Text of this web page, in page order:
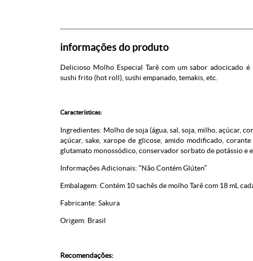
informações do produto
Delicioso Molho Especial Tarê com um sabor adocicado
sushi frito (hot roll), sushi empanado, temakis, etc.
Características:
Ingredientes: Molho de soja (água, sal, soja, milho, açúcar,
açúcar, sake, xarope de glicose, amido modificado,
glutamato monossódico, conservador sorbato de potássio e
Informações Adicionais: “Não Contém Glúten”
Embalagem: Contém 10 sachês de molho Tarê com 18 mL
Fabricante: Sakura
Origem: Brasil
Recomendações: